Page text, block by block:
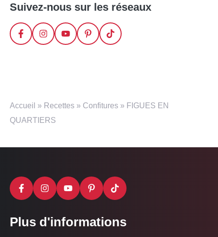
Suivez-nous sur les réseaux
Accueil » Recettes » Confitures » FIGUES EN
QUARTIERS
Plus d'informations